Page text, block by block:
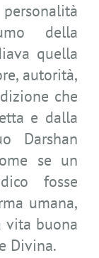
della
quella
autorità,
che
e dalla
Darshan
se un
fosse
umana,
vita buona
Divina.